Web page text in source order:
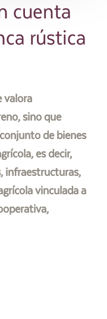
cuenta
rústica
valora
sino que
de bienes
es decir,
infraestructuras,
vinculada a